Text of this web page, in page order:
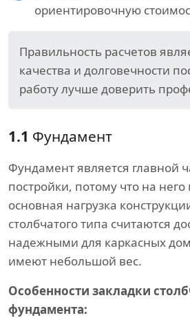
ориентировочную
Правильность расчетов
качества и долговечности
работу лучше доверить
1.1 Фундамент
Фундамент является главной
постройки, потому что на него
основная нагрузка
столбчатого типа считаются
надежными для каркасных
имеют небольшой вес.
Особенности закладки
фундамента: